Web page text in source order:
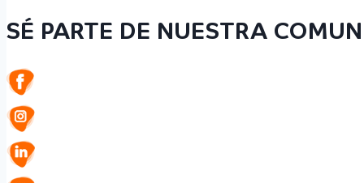
SÉ PARTE DE NUESTRA